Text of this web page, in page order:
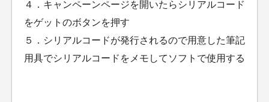
４．キャンペーンページを開いたらシリアルコード
をゲットのボタンを押す
５．シリアルコードが発行されるので用意した筆記
用具でシリアルコードをメモしてソフトで使用する